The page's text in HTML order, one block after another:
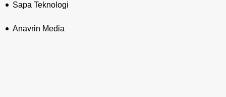
Sapa Teknologi
Anavrin Media